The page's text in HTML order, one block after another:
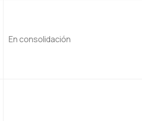
En consolidación